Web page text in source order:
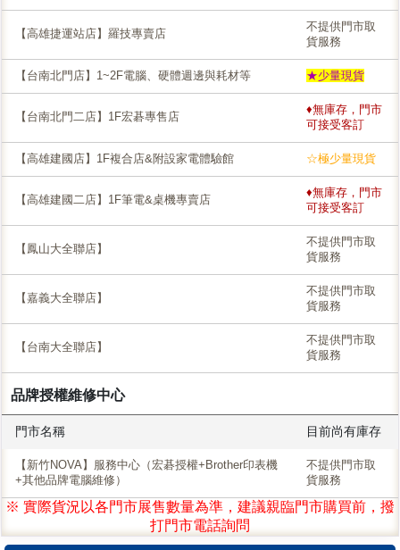
【高雄捷運站店】羅技專賣店
不提供門市取
貨服務
【台南北門店】1~2F電腦、硬體週邊與耗材等 ★少量現貨
【台南北門二店】1F宏碁專售店
♦無庫存，門市
可接受客訂
【高雄建國店】1F複合店&附設家電體驗館 ☆極少量現貨
【高雄建國二店】1F筆電&桌機專賣店
♦無庫存，門市
可接受客訂
【鳳山大全聯店】
不提供門市取
貨服務
【嘉義大全聯店】
不提供門市取
貨服務
【台南大全聯店】
不提供門市取
貨服務
品牌授權維修中心
門市名稱 目前尚有庫存
【新竹NOVA】服務中心（宏碁授權+Brother印表機
+其他品牌電腦維修）
不提供門市取
貨服務
※ 實際貨況以各門市展售數量為準，建議親臨門市購買前，撥
打門市電話詢問